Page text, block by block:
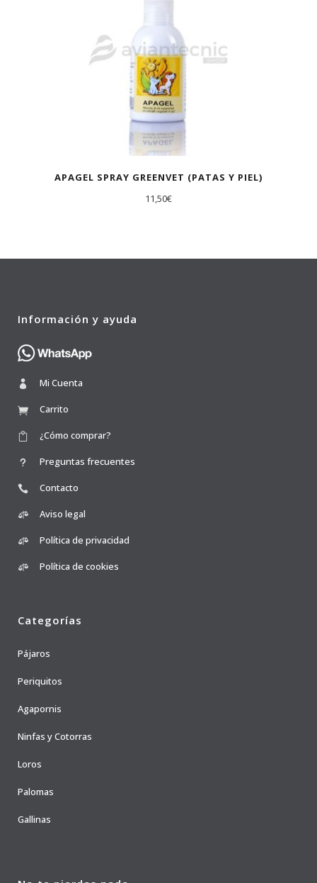
APAGEL SPRAY GREENVET (PATAS Y PIEL)
11,50€
Información y ayuda
Mi Cuenta
Carrito
¿Cómo comprar?
Preguntas frecuentes
Contacto
Aviso legal
Política de privacidad
Política de cookies
Categorías
Pájaros
Periquitos
Agapornis
Ninfas y Cotorras
Loros
Palomas
Gallinas